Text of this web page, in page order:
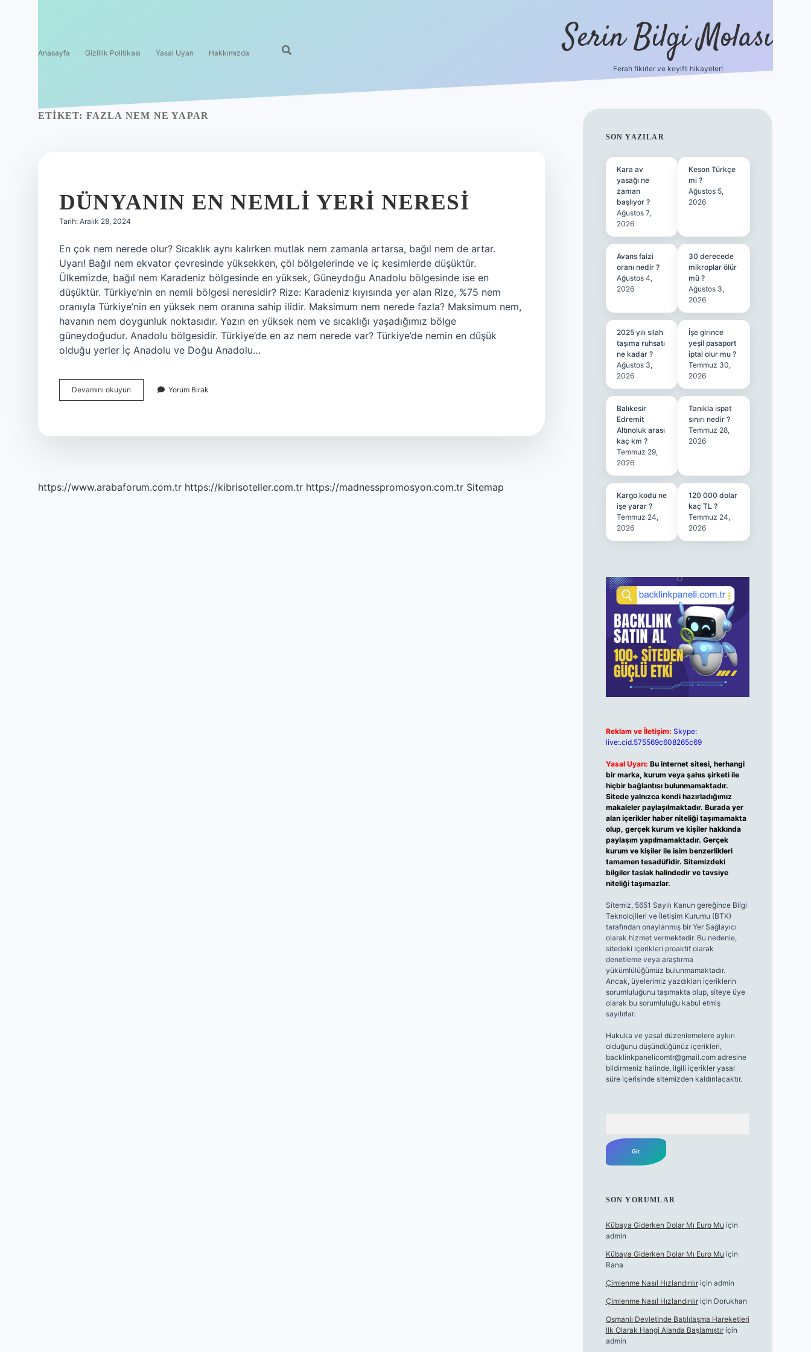
Anasayfa Gizlilik Politikası Yasal Uyarı Hakkımızda Serin Bilgi Molası
Ferah fikirler ve keyifli hikayeler!
ETIKET: FAZLA NEM NE YAPAR
DÜNYANIN EN NEMLI YERI NERESI
Tarih: Aralık 28, 2024
En çok nem nerede olur? Sıcaklık aynı kalırken mutlak nem zamanla artarsa, bağıl nem de artar.
Uyarı! Bağıl nem ekvator çevresinde yüksekken, çöl bölgelerinde ve iç kesimlerde düşüktür.
Ülkemizde, bağıl nem Karadeniz bölgesinde en yüksek, Güneydoğu Anadolu bölgesinde ise en
düşüktür. Türkiye’nin en nemli bölgesi neresidir? Rize: Karadeniz kıyısında yer alan Rize, %75 nem
oranıyla Türkiye’nin en yüksek nem oranına sahip ilidir. Maksimum nem nerede fazla? Maksimum nem,
havanın nem doygunluk noktasıdır. Yazın en yüksek nem ve sıcaklığı yaşadığımız bölge
güneydoğudur. Anadolu bölgesidir. Türkiye’de en az nem nerede var? Türkiye’de nemin en düşük
olduğu yerler İç Anadolu ve Doğu Anadolu…
Devamını okuyun Dünyanın
En
Yorum Bırak
https://www.arabaforum.com.tr https://kibrisoteller.com.tr https://madnesspromosyon.com.tr Sitemap
SIDEBAR
SON YAZILAR
Kara av
yasağı ne
zaman
başlıyor ?
Ağustos 7,
2026
Keson Türkçe
mi ?
Ağustos 5,
2026
Avans faizi
oranı nedir ?
Ağustos 4,
2026
30 derecede
mikroplar ölür
mü ?
Ağustos 3,
2026
2025 yılı silah
taşıma ruhsatı
ne kadar ?
Ağustos 3,
2026
İşe girince
yeşil pasaport
iptal olur mu ?
Temmuz 30,
2026
Balıkesir
Edremit
Altınoluk arası
kaç km ?
Temmuz 29,
2026
Tanıkla ispat
sınırı nedir ?
Temmuz 28,
2026
Kargo kodu ne
işe yarar ?
Temmuz 24,
2026
120 000 dolar
kaç TL ?
Temmuz 24,
2026
Reklam ve İletişim: Skype:
live:.cid.575569c608265c69
Yasal Uyarı: Bu internet sitesi, herhangi
bir marka, kurum veya şahıs şirketi ile
hiçbir bağlantısı bulunmamaktadır.
Sitede yalnızca kendi hazırladığımız
makaleler paylaşılmaktadır. Burada yer
alan içerikler haber niteliği taşımamakta
olup, gerçek kurum ve kişiler hakkında
paylaşım yapılmamaktadır. Gerçek
kurum ve kişiler ile isim benzerlikleri
tamamen tesadüfidir. Sitemizdeki
bilgiler taslak halindedir ve tavsiye
niteliği taşımazlar.
Sitemiz, 5651 Sayılı Kanun gereğince Bilgi
Teknolojileri ve İletişim Kurumu (BTK)
tarafından onaylanmış bir Yer Sağlayıcı
olarak hizmet vermektedir. Bu nedenle,
sitedeki içerikleri proaktif olarak
denetleme veya araştırma
yükümlülüğümüz bulunmamaktadır.
Ancak, üyelerimiz yazdıkları içeriklerin
sorumluluğunu taşımakta olup, siteye üye
olarak bu sorumluluğu kabul etmiş
sayılırlar.
Hukuka ve yasal düzenlemelere aykırı
olduğunu düşündüğünüz içerikleri,
backlinkpanelicomtr@gmail.comadresine
bildirmeniz halinde, ilgili içerikler yasal
süre içerisinde sitemizden kaldırılacaktır.
SON YORUMLAR
Kübaya Giderken Dolar Mı Euro Mu için
admin
Kübaya Giderken Dolar Mı Euro Mu için
Rana
Çimlenme Nasıl Hızlandırılıriçin admin
Çimlenme Nasıl Hızlandırılıriçin Dorukhan
Osmanlı Devletinde Batılılaşma Hareketleri
Ilk Olarak Hangi Alanda Başlamıştıriçin
admin
tulipbet sitesi